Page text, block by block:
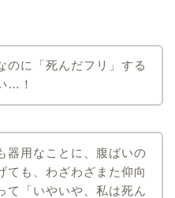
のに「死んだフリ」する
…！
器用なことに、腹ばいの
ても、わざわざまた仰向
て「いやいや、私は死ん